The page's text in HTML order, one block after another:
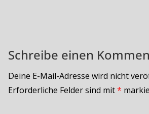
Schreibe einen
Deine E-Mail-Adresse wird nicht
Erforderliche Felder sind mit*